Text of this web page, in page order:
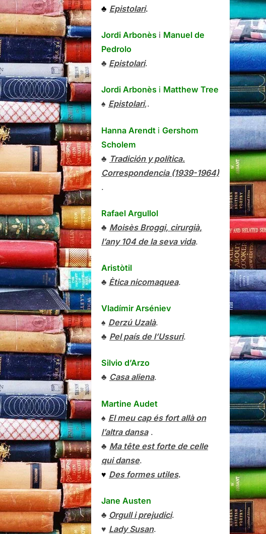
♣ Epistolari.
Jordi Arbonès i Manuel de
Pedrolo
♣ Epistolari.
Jordi Arbonès i Matthew Tree
♠ Epistolari,.
Hanna Arendt i Gershom
Scholem
♣ Tradición y política.
Correspondencia (1939-1964)
.
Rafael Argullol
♣ Moisès Broggi, cirurgià,
l’any 104 de la seva vida.
Aristòtil
♣ Ètica nicomaquea.
Vladímir Arséniev
♠ Derzú Uzalà.
♣ Pel país de l’Ussuri.
Silvio d’Arzo
♣ Casa aliena.
Martine Audet
♠ El meu cap és fort allà on
l’altra dansa.
♣ Ma tête est forte de celle
qui danse.
♥ Des formes utiles.
Jane Austen
♣ Orgull i prejudici.
♥ Lady Susan.